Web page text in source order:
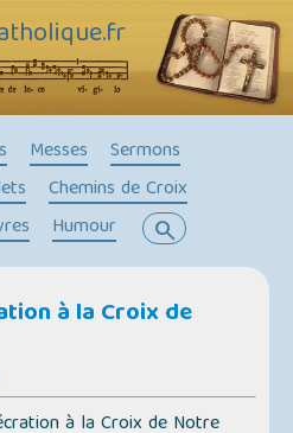
Messes
Sermons
Chemins de Croix
Humour search
à la Croix de
à la Croix de Notre